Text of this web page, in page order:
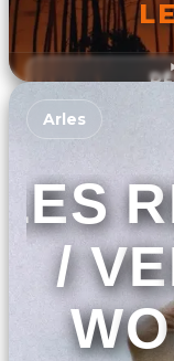
Arles
/